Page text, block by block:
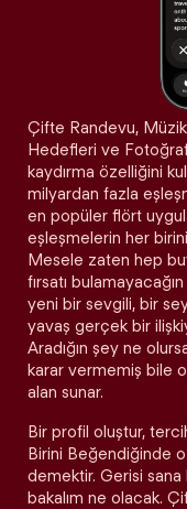
Çifte Randevu,
Hedefleri ve
kaydırma özelliğini
milyardan fazla
en popüler flört
eşleşmelerin her
Mesele zaten hep
fırsatı
yeni bir sevgili, bir
yavaş gerçek bir
Aradığın şey ne
karar vermemiş bile
alan sunar.
Bir profil oluştur,
Birini Beğendiğinde
demektir. Gerisi sana
bakalım ne olacak.